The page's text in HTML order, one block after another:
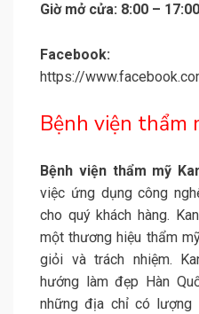
Giờ mở cửa: 8:00 –
Facebook:
https://
Bệnh viện thẩm
Bệnh viện thẩm mỹ
việc ứng dụng công
cho quý khách hàng.
một thương hiệu thẩm
giỏi và trách nhiệm.
hướng làm đẹp Hàn
những địa chỉ có lượng